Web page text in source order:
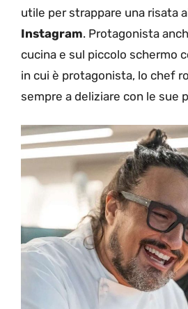
utile per strappare una risata
Instagram. Protagonista
cucina e sul piccolo schermo
in cui è protagonista, lo chef
sempre a deliziare con le sue